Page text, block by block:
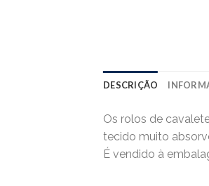
DESCRIÇÃO
Os rolos de
tecido muito
É vendido à